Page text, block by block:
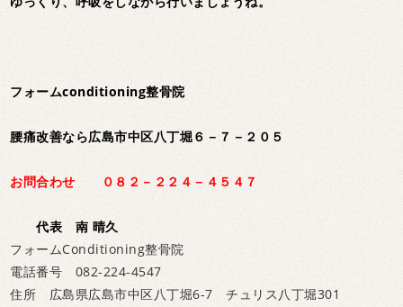
フォームconditioning整骨院
腰痛改善なら広島市中区八丁堀６－７－２０５
お問合わせ ０８２－２２４－４５４７
代表 南 晴久
フォームConditioning整骨院
電話番号 082-224-4547
住所 広島県広島市中区八丁堀6-7 チュリス八丁堀301